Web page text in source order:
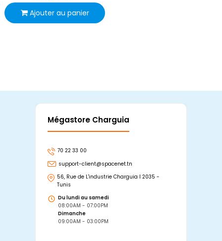
Ajouter au panier
Mégastore Charguia
70 22 33 00
support-client@spacenet.tn
56, Rue de L'industrie Charguia I 2035 -
Tunis
Du lundi au samedi
08:00AM - 07:00PM
Dimanche
09:00AM - 03:00PM